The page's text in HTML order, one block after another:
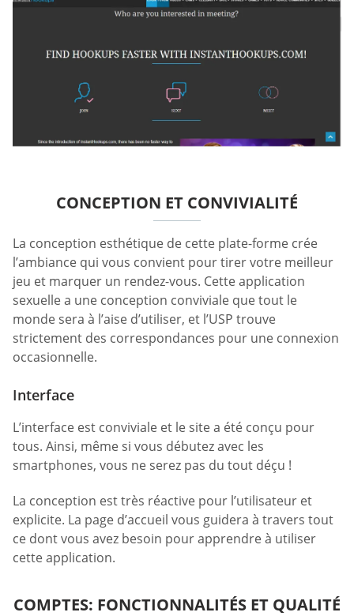
CONCEPTION ET CONVIVIALITÉ
La conception esthétique de cette plate-forme crée
l’ambiance qui vous convient pour tirer votre meilleur
jeu et marquer un rendez-vous. Cette application
sexuelle a une conception conviviale que tout le
monde sera à l’aise d’utiliser, et l’USP trouve
strictement des correspondances pour une connexion
occasionnelle.
Interface
L’interface est conviviale et le site a été conçu pour
tous. Ainsi, même si vous débutez avec les
smartphones, vous ne serez pas du tout déçu !
La conception est très réactive pour l’utilisateur et
explicite. La page d’accueil vous guidera à travers tout
ce dont vous avez besoin pour apprendre à utiliser
cette application.
COMPTES: FONCTIONNALITÉS ET QUALITÉ